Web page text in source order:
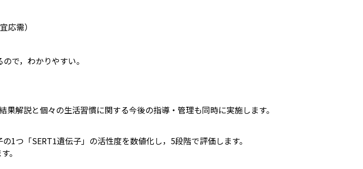
応需）
で，わかりやすい。
解説と個々の生活習慣に関する今後の指導・管理も同時に実施します。
つ「SERT1遺伝子」の活性度を数値化し，5段階で評価します。
。